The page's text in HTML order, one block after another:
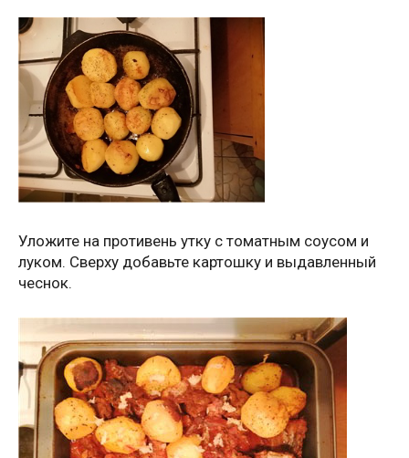
Уложите на противень утку с томатным соусом и
луком. Сверху добавьте картошку и выдавленный
чеснок.